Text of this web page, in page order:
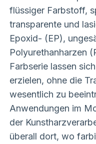
flüssiger Farbstoff,
transparente und
Epoxid- (EP),
Polyurethanharzen
Farbserie lassen
erzielen, ohne die
wesentlich zu
Anwendungen im
der
überall dort, wo